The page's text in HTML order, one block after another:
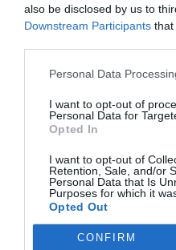
also be disclosed by us to
Downstream Participants that
Personal Data
I want to opt-out of
Personal Data for
Opted In
I want to opt-out of
Retention, Sale, and/or
Personal Data that Is
Purposes for which it
Opted Out
CONFIRM
Η εισαγωγή ενός
χωρίς σύνδεση με
υπηρεσίες, επιβαρύνει
λειτουργικό κόστος των
των ξενοδοχειακών
αποτελούν
επιβαρύνσεων
υπονομεύει άμεσα την
ελληνικού τουριστικού
χωρών με χαμηλότερους